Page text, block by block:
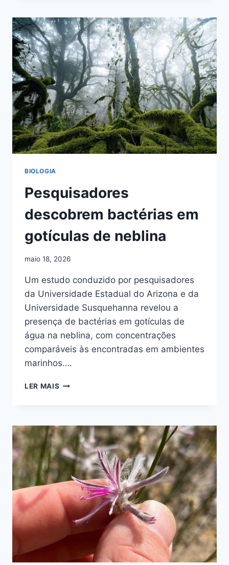
NA
ZONA
DE
EXCLUSÃO
DE
CHERNOBYL
BIOLOGIA
Pesquisadores
descobrem bactérias em
gotículas de neblina
maio 18, 2026
Um estudo conduzido por pesquisadores
da Universidade Estadual do Arizona e da
Universidade Susquehanna revelou a
presença de bactérias em gotículas de
água na neblina, com concentrações
comparáveis às encontradas em ambientes
marinhos….
LER MAIS PESQUISADORES
GOTÍCULAS
DE
NEBLINA